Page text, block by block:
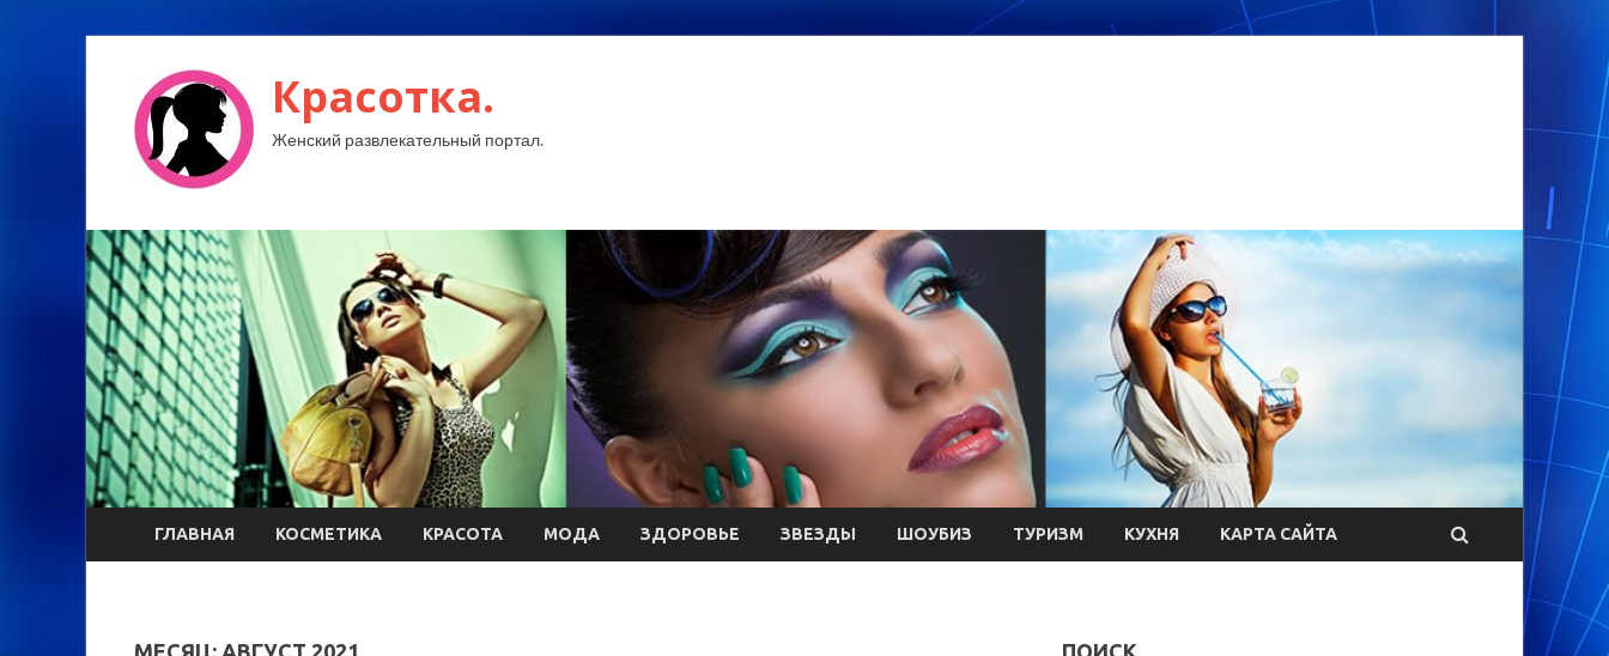
Красотка.
Женский развлекательный портал.
ГЛАВНАЯ КОСМЕТИКА КРАСОТА МОДА ЗДОРОВЬЕ ЗВЕЗДЫ ШОУБИЗ ТУРИЗМ КУХНЯ КАРТА САЙТА
МЕСЯЦ: АВГУСТ 2021 ПОИСК